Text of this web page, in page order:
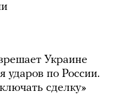
Украине
ударов по России.
сделку»